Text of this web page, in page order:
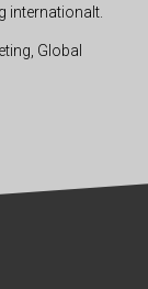
internationalt.
Global